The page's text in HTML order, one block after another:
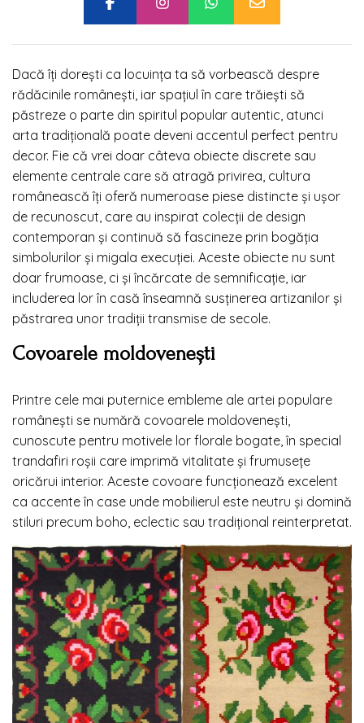
Dacă îți dorești ca locuința ta să vorbească despre
rădăcinile românești, iar spațiul în care trăiești să
păstreze o parte din spiritul popular autentic, atunci
arta tradițională poate deveni accentul perfect pentru
decor. Fie că vrei doar câteva obiecte discrete sau
elemente centrale care să atragă privirea, cultura
românească îți oferă numeroase piese distincte și ușor
de recunoscut, care au inspirat colecții de design
contemporan și continuă să fascineze prin bogăția
simbolurilor și migala execuției. Aceste obiecte nu sunt
doar frumoase, ci și încărcate de semnificație, iar
includerea lor în casă înseamnă susținerea artizanilor și
păstrarea unor tradiții transmise de secole.
Covoarele moldovenești
Printre cele mai puternice embleme ale artei populare
românești se numără covoarele moldovenești,
cunoscute pentru motivele lor florale bogate, în special
trandafiri roșii care imprimă vitalitate și frumusețe
oricărui interior. Aceste covoare funcționează excelent
ca accente în case unde mobilierul este neutru și domină
stiluri precum boho, eclectic sau tradițional reinterpretat.